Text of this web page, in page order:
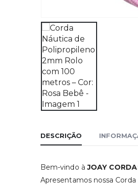
DESCRIÇÃO
Bem-vindo àJOAY
Apresentamos nossa